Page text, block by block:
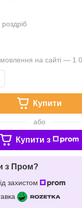
роздріб
на сайті — 1
Купити
або
Купити з
з Пром?
захистом